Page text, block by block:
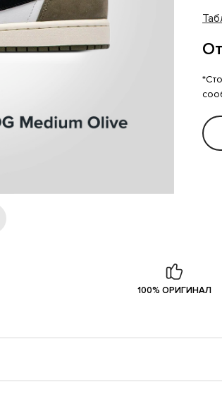
100% ОРИГИНАЛ